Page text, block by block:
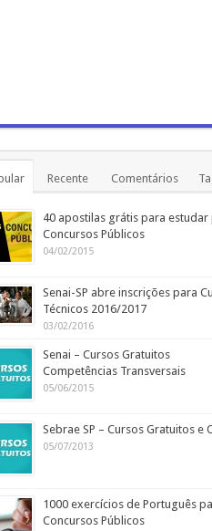
Recente Comentários
40 apostilas grátis para estudar
Concursos Públicos
04/02/2015
Senai-SP abre inscrições para
Técnicos 2016/2017
03/02/2016
Senai – Cursos Gratuitos
Competências Transversais
05/06/2015
Sebrae SP – Cursos Gratuitos e
05/07/2013
1000 exercícios de Português
Concursos Públicos